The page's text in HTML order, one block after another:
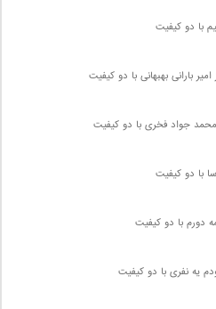
با دو کیفیت
بارانی بهبهانی با دو کیفیت
جواد فخری با دو کیفیت
با دو کیفیت
دورم با دو کیفیت
یه نفری با دو کیفیت